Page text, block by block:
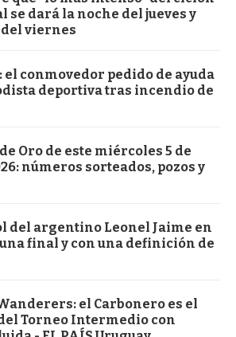
se dará la noche del jueves y
viernes
el conmovedor pedido de ayuda
deportiva tras incendio de
Oro de este miércoles 5 de
números sorteados, pozos y
del argentino Leonel Jaime en
final y con una definición de
el Carbonero es el
Torneo Intermedio con